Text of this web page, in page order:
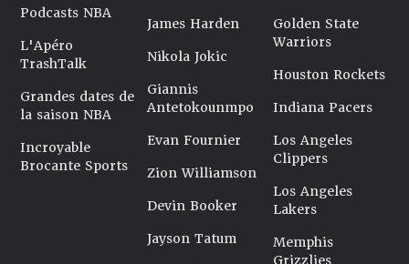
Podcasts NBA
L'Apéro
TrashTalk
Grandes dates de
la saison NBA
Incroyable
Brocante Sports
James Harden
Nikola Jokic
Giannis
Antetokounmpo
Evan Fournier
Zion Williamson
Devin Booker
Jayson Tatum
Golden State
Warriors
Houston Rockets
Indiana Pacers
Los Angeles
Clippers
Los Angeles
Lakers
Memphis
Grizzlies